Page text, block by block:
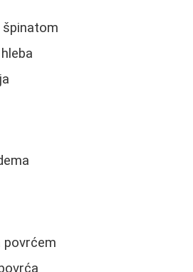
špinatom
povrćem